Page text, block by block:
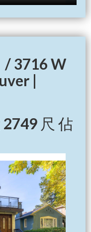
/ 3716 W
|
2749 尺 佔